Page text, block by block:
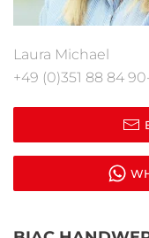
Laura Michael
+49 (0)351 88 84